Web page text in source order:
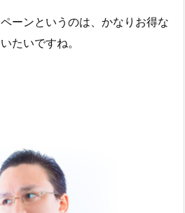
ーンというのは、かなりお得な
たいですね。